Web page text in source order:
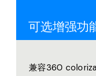
可选增强功
兼容360